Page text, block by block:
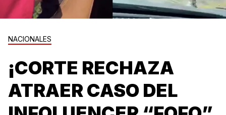
NACIONALES
¡CORTE RECHAZA
ATRAER CASO DEL